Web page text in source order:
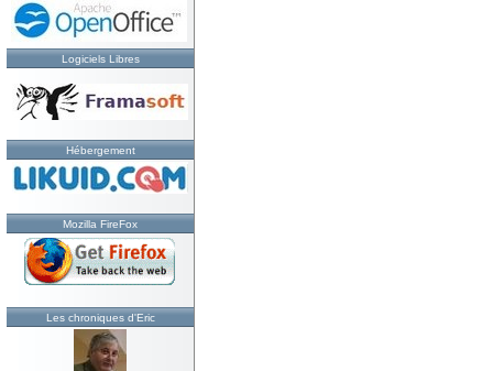
Logiciels Libres
Hébergement
Mozilla FireFox
Les chroniques d'Eric